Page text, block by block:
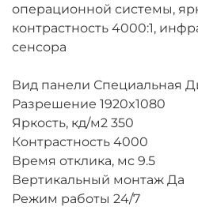
операционной системы,
контрастность 4000:1,
сенсора
Вид панели Специальная
Разрешение 1920x1080
Яркость, кд/м2 350
Контрастность 4000
Время отклика, мс 9.5
Вертикальный монтаж Да
Режим работы 24/7